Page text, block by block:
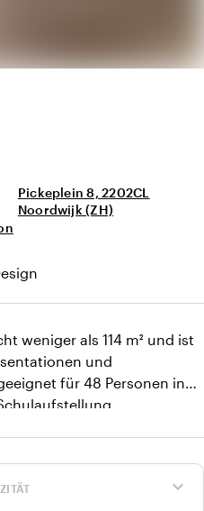
Pickeplein 8, 2202CL
Noordwijk (ZH)
weniger als 114 m² und ist
und
für 48 Personen in
expand_more